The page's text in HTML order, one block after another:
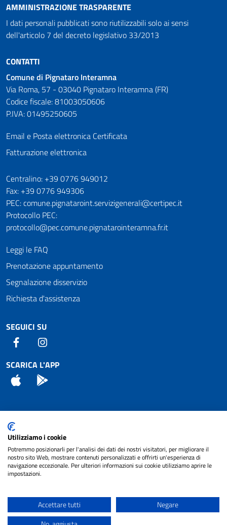
AMMINISTRAZIONE TRASPARENTE
I dati personali pubblicati sono riutilizzabili solo ai sensi
dell'articolo 7 del decreto legislativo 33/2013
CONTATTI
Comune di Pignataro Interamna
Via Roma, 57 - 03040 Pignataro Interamna (FR)
Codice fiscale: 81003050606
P.IVA: 01495250605
Email e Posta elettronica Certificata
Fatturazione elettronica
Numeri utili
Centralino: +39 0776 949012
Fax: +39 0776 949306
PEC: comune.pignataroint.servizigenerali@certipec.it
Protocollo PEC:
protocollo@pec.comune.pignatarointeramna.fr.it
Leggi le FAQ
Prenotazione appuntamento
Segnalazione disservizio
Richiesta d'assistenza
SEGUICI SU
Facebook
SCARICA L'APP
App Store
Attuazione Misure PNRR
Piano di miglioramento del sito
Note legali
cura diNET SMART
Utilizziamo i cookie
Potremmo posizionarli per l'analisi dei dati dei nostri visitatori, per migliorare il
nostro sito Web, mostrare contenuti personalizzati e offrirti un'esperienza di
navigazione eccezionale. Per ulteriori informazioni sui cookie utilizziamo aprire le
impostazioni.
Accettare tutti
Negare